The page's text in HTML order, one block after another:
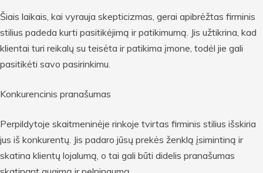
Šiais laikais, kai vyrauja skepticizmas, gerai apibrėžtas firminis
stilius padeda kurti pasitikėjimą ir patikimumą. Jis užtikrina, kad
klientai turi reikalų su teisėta ir patikima įmone, todėl jie gali
pasitikėti savo pasirinkimu.
Konkurencinis pranašumas
Perpildytoje skaitmeninėje rinkoje tvirtas firminis stilius išskiria
jus iš konkurentų. Jis padaro jūsų prekės ženklą įsimintiną ir
skatina klientų lojalumą, o tai gali būti didelis pranašumas